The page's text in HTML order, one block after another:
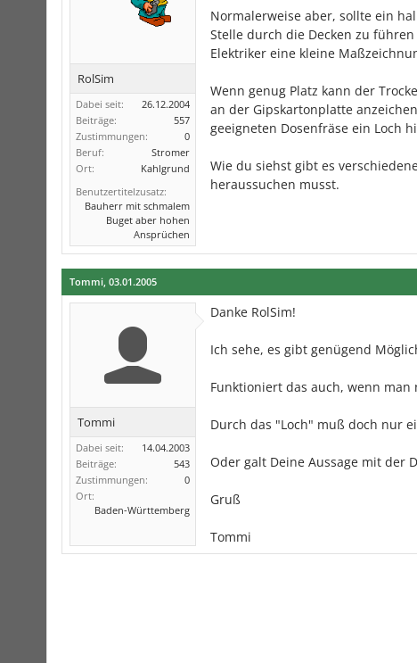
RolSim
Dabei seit:
26.12.2004
Beiträge:
557
Zustimmungen:
0
Beruf:
Stromer
Ort:
Kahlgrund
Benutzertitelzusatz:
Bauherr mit schmalem
Buget aber hohen
Ansprüchen
Normalerweise aber, sollte ein
Stelle durch die Decken zu
Elektriker eine kleine
Wenn genug Platz kann der
an der Gipskartonplatte
geeigneten Dosenfräse ein Loch
Wie du siehst gibt es
heraussuchen musst.
Tommi 03.01.2005
Tommi
Dabei seit:
14.04.2003
Beiträge:
543
Zustimmungen:
0
Ort:
Baden-Württemberg
Danke RolSim!
Ich sehe, es gibt genügend
Funktioniert das auch, wenn
Durch das "Loch" muß doch nur
Oder galt Deine Aussage mit der
Gruß
Tommi